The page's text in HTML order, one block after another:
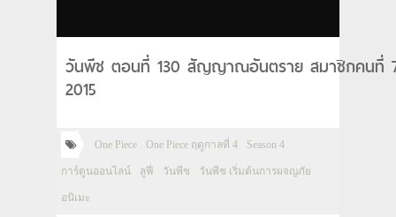
วันพีช ตอนที่ 130 สัญญาณอันตราย สมาชิกคนที่
2015
One Piece One Piece ฤดูกาลที่ 4 Season 4
การ์ตูนออนไลน์ ลูฟี่ วันพีช วันพีช เริ่มต้นการผจญภัย
อนิเมะ